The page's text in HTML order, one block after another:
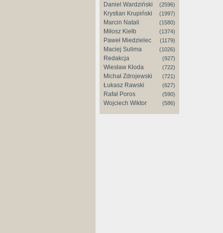
Daniel Wardziński (2596)
Krystian Krupiński (1997)
Marcin Natali (1580)
Miłosz Kiełb (1374)
Paweł Miedzielec (1179)
Maciej Sulima (1026)
Redakcja (927)
Wiesław Kłoda (722)
Michał Zdrojewski (721)
Łukasz Rawski (627)
Rafał Poros (590)
Wojciech Wiktor (586)